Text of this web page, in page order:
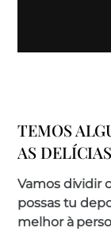
TEMOS
AS
Vamos dividir
possas tu
melhor à